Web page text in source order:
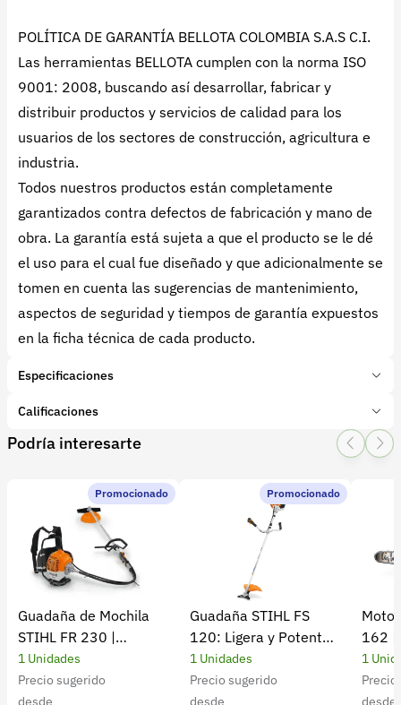
POLÍTICA DE GARANTÍA BELLOTA COLOMBIA S.A.S C.I.
Las herramientas BELLOTA cumplen con la norma ISO
9001: 2008, buscando así desarrollar, fabricar y
distribuir productos y servicios de calidad para los
usuarios de los sectores de construcción, agricultura e
industria.
Todos nuestros productos están completamente
garantizados contra defectos de fabricación y mano de
obra. La garantía está sujeta a que el producto se le dé
el uso para el cual fue diseñado y que adicionalmente se
tomen en cuenta las sugerencias de mantenimiento,
aspectos de seguridad y tiempos de garantía expuestos
en la ficha técnica de cada producto.
Especificaciones
Marca:
BELLOTA
Tipo de producto:Insumo
Subcategoría:Herramientas manuales (Cuchillos, machetes,
Calificaciones
1 Star
2 Star
3 Star4 Star
0 calificaciones
5 Estrellas
4 Estrellas
3 Estrellas
2 Estrellas
1 Estrellas
Podría interesarte
Promocionado
Guadaña de Mochila
STIHL FR 230 |
Potencia y rendimiento
1 Unidades
Precio sugerido
desde
Promocionado
Guadaña STIHL FS
120: Ligera y Potente
para el Campo
1 Unidades
Precio sugerido
desde
162 |
1
desde